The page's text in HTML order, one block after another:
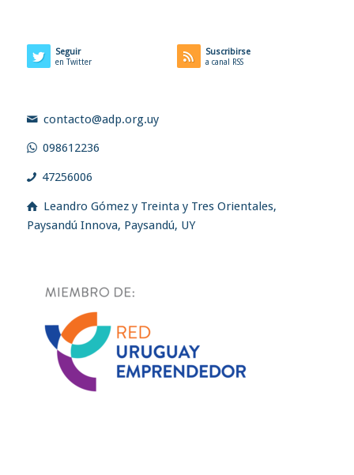
Seguir
en Twitter
Suscribirse
a canal RSS
contacto@adp.org.uy
098612236
47256006
Leandro Gómez y Treinta y Tres Orientales,
Paysandú Innova, Paysandú, UY